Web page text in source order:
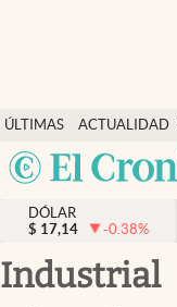
ÚLTIMAS
NOTICIAS
ACTUALIDAD
Actualidad
Finanzas y economía
Dólar y mercados
Opinión
DÓLAR
$ 17,14 -0.38%
Industrial